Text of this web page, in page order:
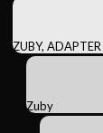
ZUBY, ADAPTER
Zuby